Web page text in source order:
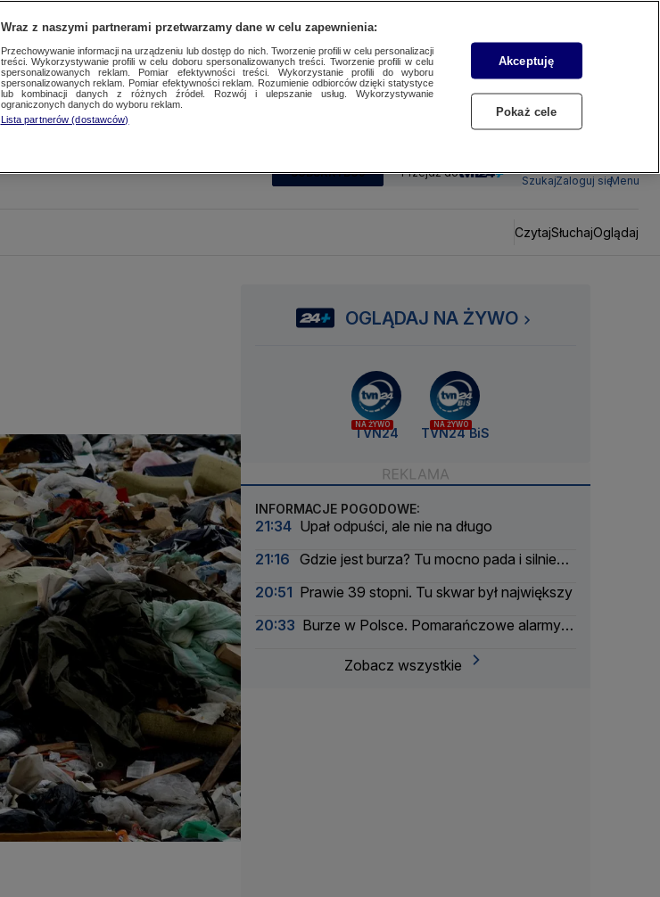
SUBSKRYBUJ Przejdź do
SzukajZaloguj sięMenu
CzytajSłuchajOglądaj
OGLĄDAJ NA ŻYWO
NA ŻYWO
TVN24
NA ŻYWO
TVN24 BiS
INFORMACJE POGODOWE:
21:34 Upał odpuści, ale nie na długo
21:16 Gdzie jest burza? Tu mocno pada i silnie
20:51 Prawie 39 stopni. Tu skwar był największy
20:33 Burze w Polsce. Pomarańczowe alarmy w
Zobacz wszystkie
Wraz z naszymi partnerami przetwarzamy dane w celu zapewnienia:
Przechowywanie informacji na urządzeniu lub dostęp do nich. Tworzenie profili w celu personalizacji
treści. Wykorzystywanie profili w celu doboru spersonalizowanych treści. Tworzenie profili w celu
spersonalizowanych reklam. Pomiar efektywności treści. Wykorzystanie profili do wyboru
spersonalizowanych reklam. Pomiar efektywności reklam. Rozumienie odbiorców dzięki statystyce
lub kombinacji danych z różnych źródeł. Rozwój i ulepszanie usług. Wykorzystywanie
ograniczonych danych do wyboru reklam.
Lista partnerów (dostawców)
Akceptuję
Pokaż cele